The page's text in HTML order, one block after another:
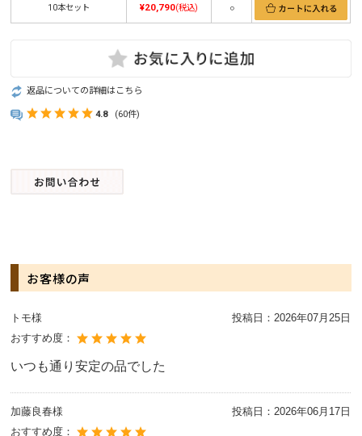
10本セット ¥20,790(税込) ○
返品についての詳細はこちら
4.8 (60件)
お客様の声
トモ様 投稿日：2026年07月25日
おすすめ度：
いつも通り安定の品でした
加藤良春様 投稿日：2026年06月17日
おすすめ度：